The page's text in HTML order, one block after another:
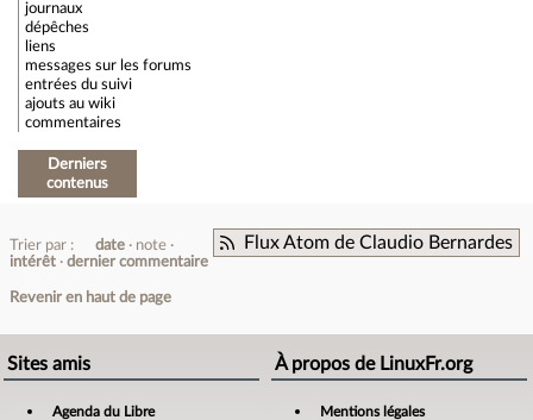
journaux
dépêches
liens
messages sur les forums
entrées du suivi
ajouts au wiki
commentaires
Derniers
contenus
Flux Atom de Claudio Bernardes
Trier par : date
note
intérêt
dernier commentaire
Revenir en haut de page
Sites amis
Agenda du Libre
À propos de LinuxFr.org
Mentions légales